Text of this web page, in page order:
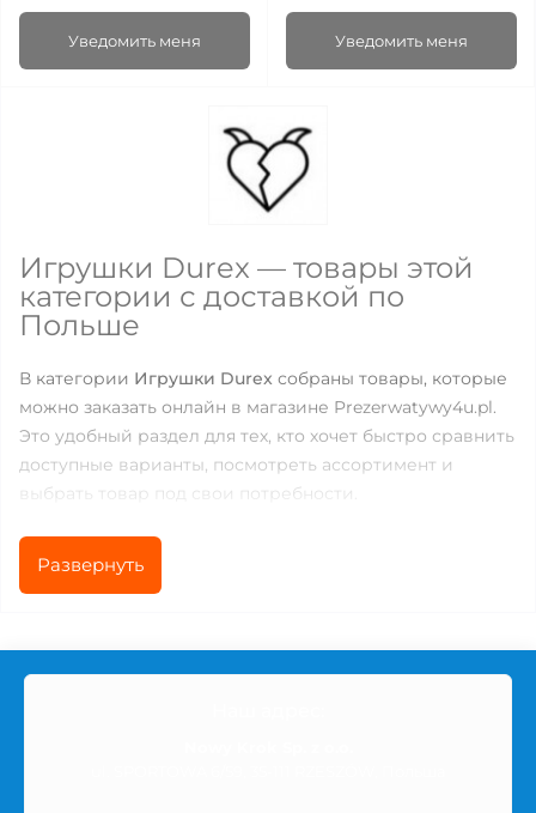
Уведомить меня Уведомить меня
Игрушки Durex — товары этой
категории с доставкой по
Польше
В категории Игрушки Durex собраны товары, которые
можно заказать онлайн в магазине Prezerwatywy4u.pl.
Это удобный раздел для тех, кто хочет быстро сравнить
доступные варианты, посмотреть ассортимент и
выбрать товар под свои потребности.
Сейчас в категории доступно
находятся в диапазоне от
решения для новых ощущений, комфорта или
Развернуть